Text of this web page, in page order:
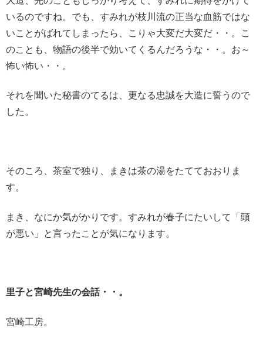
いるのですね。でも、すみれが枝川流の正当な血筋ではな
いことがばれてしまったら、こりゃ大変だ大変だ・・。こ
のことも、物語の後半で効いてくるんだろうな・・。お～
怖い怖い・・。
それを聞いた秘書のてるは、更なる忠誠を大造に誓うので
した。
そのころ、茶室で独り、まきは茶の湯をたてておおりま
す。
まき、なにか気がかりです。 すみれが春子にたいして「頭
が悪い」と言ったことが気になります。
里子と宮崎先生の会話・・。
宮崎工房。